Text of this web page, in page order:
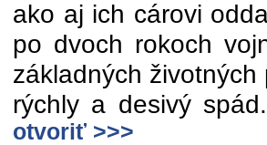
ako aj ich cárovi
po dvoch rokoch
základných
rýchly a desivý
otvoriť >>>